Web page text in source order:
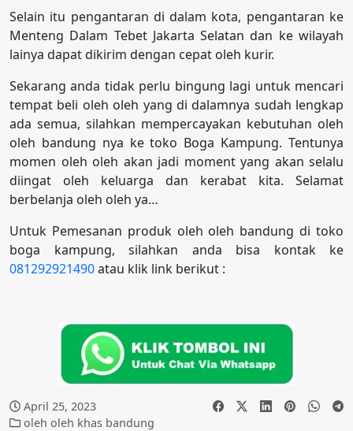
Selain itu pengantaran di dalam kota, pengantaran ke
Menteng Dalam Tebet Jakarta Selatan dan ke wilayah
lainya dapat dikirim dengan cepat oleh kurir.
Sekarang anda tidak perlu bingung lagi untuk mencari
tempat beli oleh oleh yang di dalamnya sudah lengkap
ada semua, silahkan mempercayakan kebutuhan oleh
oleh bandung nya ke toko Boga Kampung. Tentunya
momen oleh oleh akan jadi moment yang akan selalu
diingat oleh keluarga dan kerabat kita. Selamat
berbelanja oleh oleh ya…
Untuk Pemesanan produk oleh oleh bandung di toko
boga kampung, silahkan anda bisa kontak ke
081292921490atau klik link berikut :
April 25, 2023
oleh oleh khas bandung